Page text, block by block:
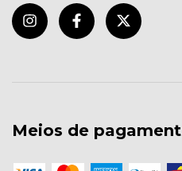
Meios de